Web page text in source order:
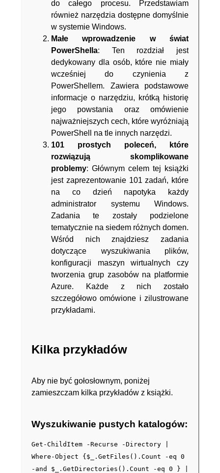
do całego procesu. Przedstawiam
również narzędzia dostępne domyślnie
w systemie Windows.
Małe wprowadzenie w świat
PowerShella: Ten rozdział jest
dedykowany dla osób, które nie miały
wcześniej do czynienia z
PowerShellem. Zawiera podstawowe
informacje o narzędziu, krótką historię
jego powstania oraz omówienie
najważniejszych cech, które wyróżniają
PowerShell na tle innych narzędzi.
101 prostych poleceń, które
rozwiązują skomplikowane
problemy: Głównym celem tej książki
jest zaprezentowanie 101 zadań, które
na co dzień napotyka każdy
administrator systemu Windows.
Zadania te zostały podzielone
tematycznie na siedem różnych domen.
Wśród nich znajdziesz zadania
dotyczące wyszukiwania plików,
konfiguracji maszyn wirtualnych czy
tworzenia grup zasobów na platformie
Azure. Każde z nich zostało
szczegółowo omówione i zilustrowane
przykładami.
Kilka przykładów
Aby nie być gołosłownym, poniżej
zamieszczam kilka przykładów z książki.
Wyszukiwanie pustych katalogów:
Get-ChildItem -Recurse -Directory |
Where-Object {$_.GetFiles().Count -eq 0
-and $_.GetDirectories().Count -eq 0 } |